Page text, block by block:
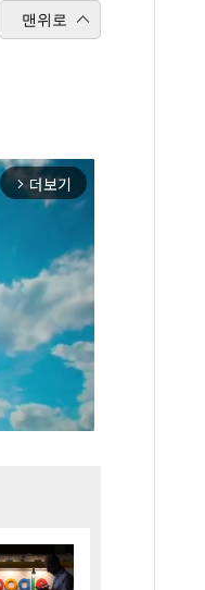
맨위로
arrow_forward_ios 더보기